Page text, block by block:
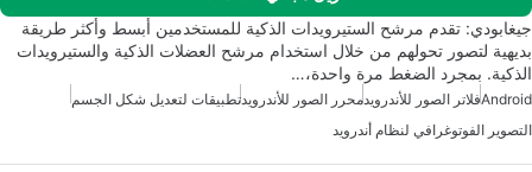
جيغابودي: تقدم مرشح الستيرويدات الذكية للمستخدمين أبسط وأكثر طريقة
بديهية لتصور تحولهم من خلال استخدام مرشح العضلات الذكية والستيرويدات
الذكية. بمجرد الضغط مرة واحدة،…
Androidفلاتر الصور للأندرويدمحرر الصور للأندرويدتطبيقات لتعديل شكل الجسم
التصوير الفوتوغرافي لنظام أندرويد